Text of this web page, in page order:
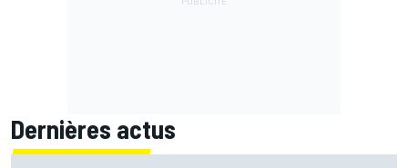
Dernières actus